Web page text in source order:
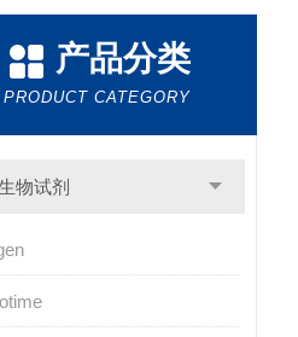
产品分类
PRODUCT CATEGORY
物试剂